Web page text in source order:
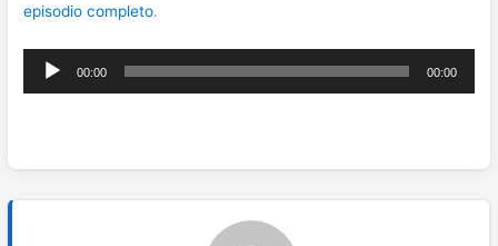
episodio completo.
Reproductor
de
00:00 00:00